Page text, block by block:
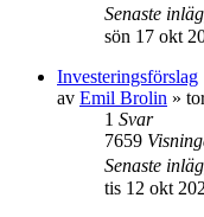
Senaste
sön 17 okt
Investeringsförslag
av Emil Brolin »
1 Svar
7659
Senaste
tis 12 okt